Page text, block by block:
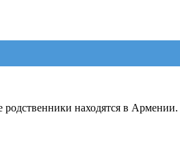
родственники находятся в